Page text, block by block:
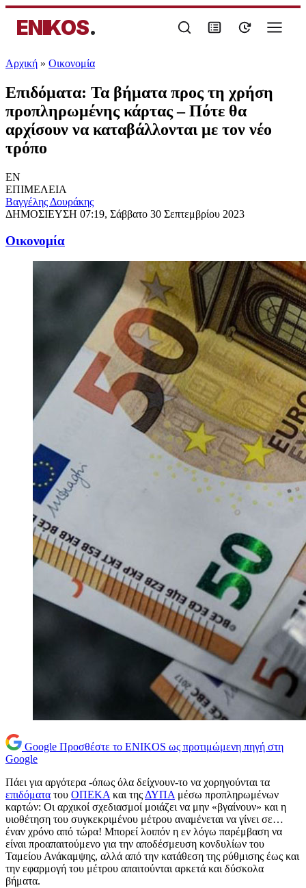
ENIKOS.
Αρχική » Oικονομία
Επιδόματα: Τα βήματα προς τη χρήση
προπληρωμένης κάρτας – Πότε θα
αρχίσουν να καταβάλλονται με τον νέο
τρόπο
EN
ΕΠΙΜΕΛΕΙΑ
Βαγγέλης Δουράκης
ΔΗΜΟΣΙΕΥΣΗ 07:19, Σάββατο 30 Σεπτεμβρίου 2023
Oικονομία
Google Προσθέστε το ENIKOS ως προτιμώμενη πηγή στη
Google
Πάει για αργότερα -όπως όλα δείχνουν-το να χορηγούνται τα
επιδόματα του ΟΠΕΚΑ και της ΔΥΠΑ μέσω προπληρωμένων
καρτών: Οι αρχικοί σχεδιασμοί μοιάζει να μην «βγαίνουν» και η
υιοθέτηση του συγκεκριμένου μέτρου αναμένεται να γίνει σε…
έναν χρόνο από τώρα! Μπορεί λοιπόν η εν λόγω παρέμβαση να
είναι προαπαιτούμενο για την αποδέσμευση κονδυλίων του
Ταμείου Ανάκαμψης, αλλά από την κατάθεση της ρύθμισης έως και
την εφαρμογή του μέτρου απαιτούνται αρκετά και δύσκολα
βήματα.